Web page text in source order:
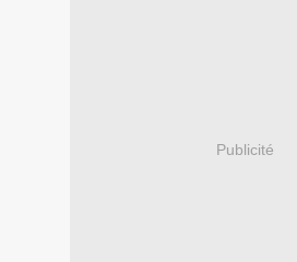
Publicité